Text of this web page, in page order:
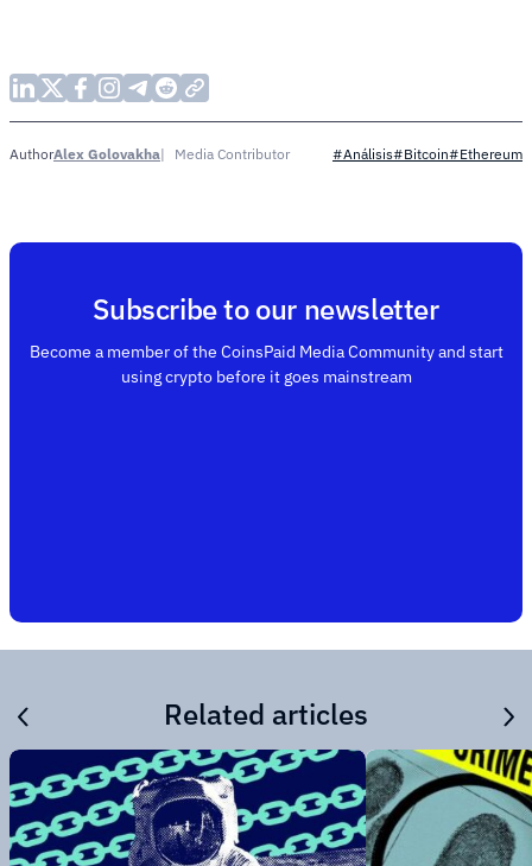
AuthorAlex Golovakha Media Contributor #Análisis#Bitcoin#Ethereum
Subscribe to our newsletter
Become a member of the CoinsPaid Media Community and start
using crypto before it goes mainstream
Related articles